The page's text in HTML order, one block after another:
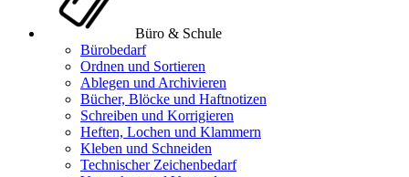
Büro & Schule
Bürobedarf
Ordnen und Sortieren
Ablegen und Archivieren
Bücher, Blöcke und Haftnotizen
Schreiben und Korrigieren
Heften, Lochen und Klammern
Kleben und Schneiden
Technischer Zeichenbedarf